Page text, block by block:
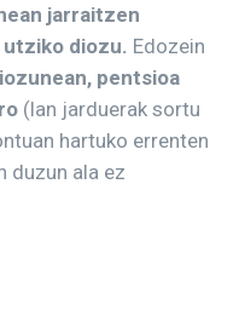
jarraitzen
diozu. Edozein
pentsioa
(lan jarduerak sortu
hartuko errenten
duzun ala ez